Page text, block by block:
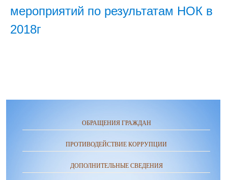
мероприятий по результатам НОК в
2018г
ОБРАЩЕНИЯ ГРАЖДАН
ПРОТИВОДЕЙСТВИЕ КОРРУПЦИИ
ДОПОЛНИТЕЛЬНЫЕ СВЕДЕНИЯ